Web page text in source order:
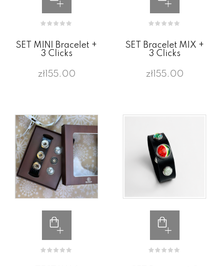
SET MINI Bracelet +
3 Clicks
zł155.00
SET Bracelet MIX +
3 Clicks
zł155.00